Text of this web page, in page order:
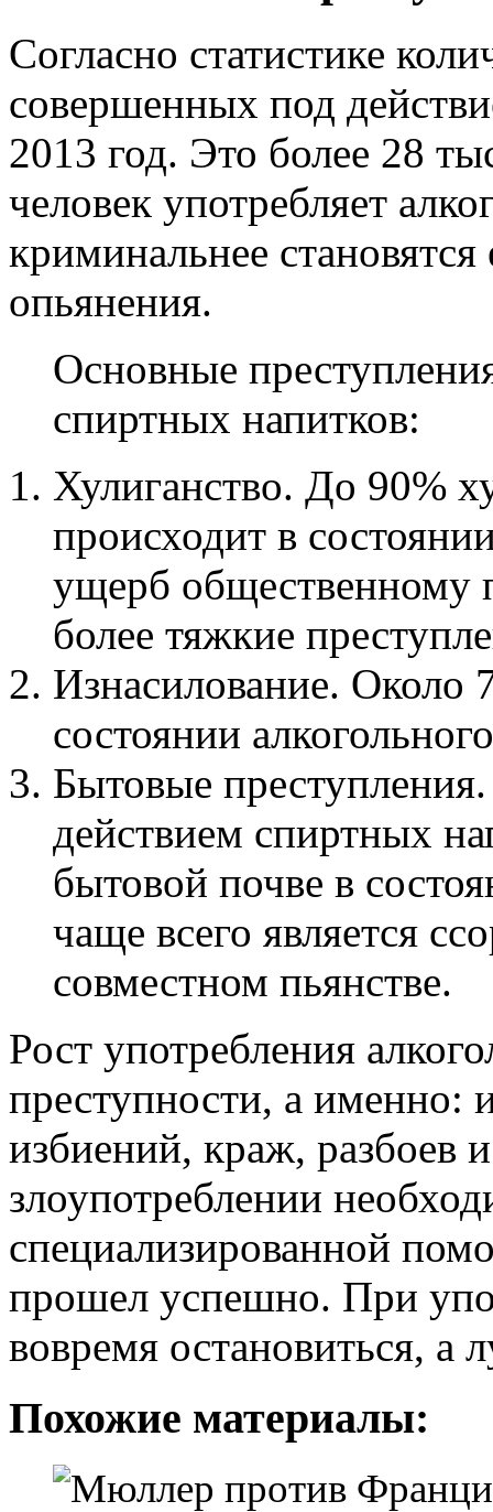
Согласно статистике
совершенных под
2013 год. Это более 28
человек употребляет
криминальнее
опьянения.
Основные
спиртных напитков:
Хулиганство. До 90%
происходит в
ущерб общественному
более тяжкие
Изнасилование. Около
состоянии
Бытовые
действием спиртных
бытовой почве в
чаще всего является
совместном пьянстве.
Рост употребления
преступности, а именно:
избиений, краж, разбоев
злоупотреблении
специализированной
прошел успешно. При
вовремя остановиться, а
Похожие материалы: